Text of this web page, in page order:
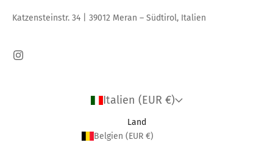
Katzensteinstr. 34 | 39012 Meran – Südtirol, Italien
Italien (EUR €)
Land
Belgien (EUR €)